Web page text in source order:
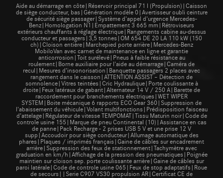
Aide au démarrage en côte|Réservoir principal 71 l (Propulsion)|Caisson
de siège conducteur, bas|Génération modèle 0|Avertisseur oubli ceinture
de sécurité siège passager|Système d'appel d'urgence Mercedes-
Benz|Homologation N1|Empattement 3 665 mm|Rétroviseurs
extérieurs chauffants à réglage électrique|Rangements cabine au-dessus
conducteur et passagers|3,5 tonnes|OM 654 DE 20 LA 110 kW (150
ch)|Cloison entière|Marchepied porte arrière|Mercedes-Benz
MobiloVan avec carnet de maintenance en ligne et garantie
anticorrosion|Toit surélevé|Pneus à faible résistance au
roulement|Borne auxiliaire pour l'aide au démarrage|Caméra de
recul|Mesures d’insonorisation|Banquette passagers 2 places avec
rangement dans le caisson|ATTENTION ASSIST – Détection de
somnolence|Vitres teintées|Cric Hydraulique|Porte coulissante à
droite|Feux latéraux de gabarit|Alternateur 14 V / 250 A|Barette de
raccordement pour branchements électriques|WET WIPER
SYSTEM|Boite mécanique 6 rapports ECO Gear 360|Suppression de
l'abaissement du véhicule|Volant multifonctions|Prédisposition faisceau
d’attelage|Régulateur de vitesse TEMPOMAT|Tissu Maturin noir|Code de
controle usine 155|Marque de pneu Continental (10)|Assistance en cas
de panne|Pack Recharge - 2 prises USB 5 V et une prise 12 V
supp|Accoudoir pour siège conducteur|Allumage automatique des
phares|Plaques / imprimés français|Gaine de câbles sur encadrement
arrière|Suppression des feux de stationnement|Tachymètre avec
graduation en km/h|Affichage de la pression des pneumatiques|Poignée
maintien sur cloison sep. porte coulissante arrière|Gaine de câbles sur
paroi latérale|Code de controle usine 065|Feux de stop adaptatifs|Roue
de secours||Serie C907 VS30 propulsion AR|Certificat CE de